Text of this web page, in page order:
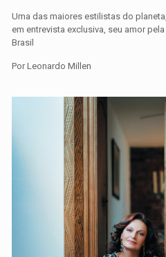
Uma das maiores estilistas do
em entrevista exclusiva, seu amor
Brasil
Por Leonardo Millen